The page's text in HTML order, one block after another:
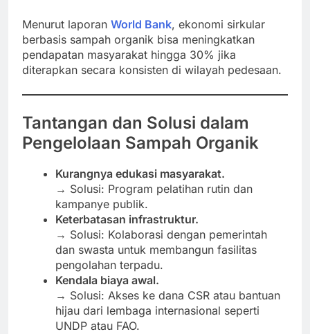
Menurut laporan World Bank, ekonomi sirkular
berbasis sampah organik bisa meningkatkan
pendapatan masyarakat hingga 30% jika
diterapkan secara konsisten di wilayah pedesaan.
Tantangan dan Solusi dalam
Pengelolaan Sampah Organik
Kurangnya edukasi masyarakat.
→ Solusi: Program pelatihan rutin dan
kampanye publik.
Keterbatasan infrastruktur.
→ Solusi: Kolaborasi dengan pemerintah
dan swasta untuk membangun fasilitas
pengolahan terpadu.
Kendala biaya awal.
→ Solusi: Akses ke dana CSR atau bantuan
hijau dari lembaga internasional seperti
UNDP atau FAO.